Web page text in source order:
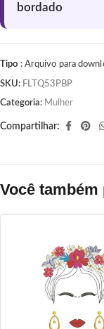
Tipo : Arquivo para
SKU: FLTQ53PBP
Categoria: Mulher
Compartilhar:
Você